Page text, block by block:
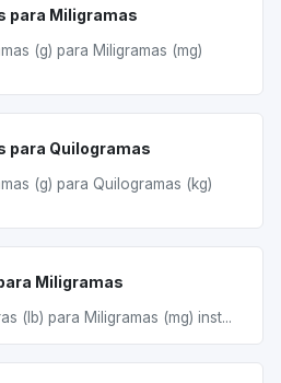
para Miligramas
(g) para Miligramas (mg)
para Quilogramas
(g) para Quilogramas (kg)
Miligramas
(lb) para Miligramas (mg) inst...